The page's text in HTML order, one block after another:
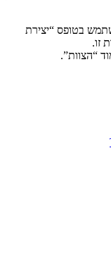
בטופס “יצירת
זו.
“הצוות”.